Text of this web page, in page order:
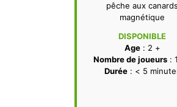
pêche aux canards
magnétique
DISPONIBLE
Age: 2 +
Nombre de joueurs:
Durée: < 5